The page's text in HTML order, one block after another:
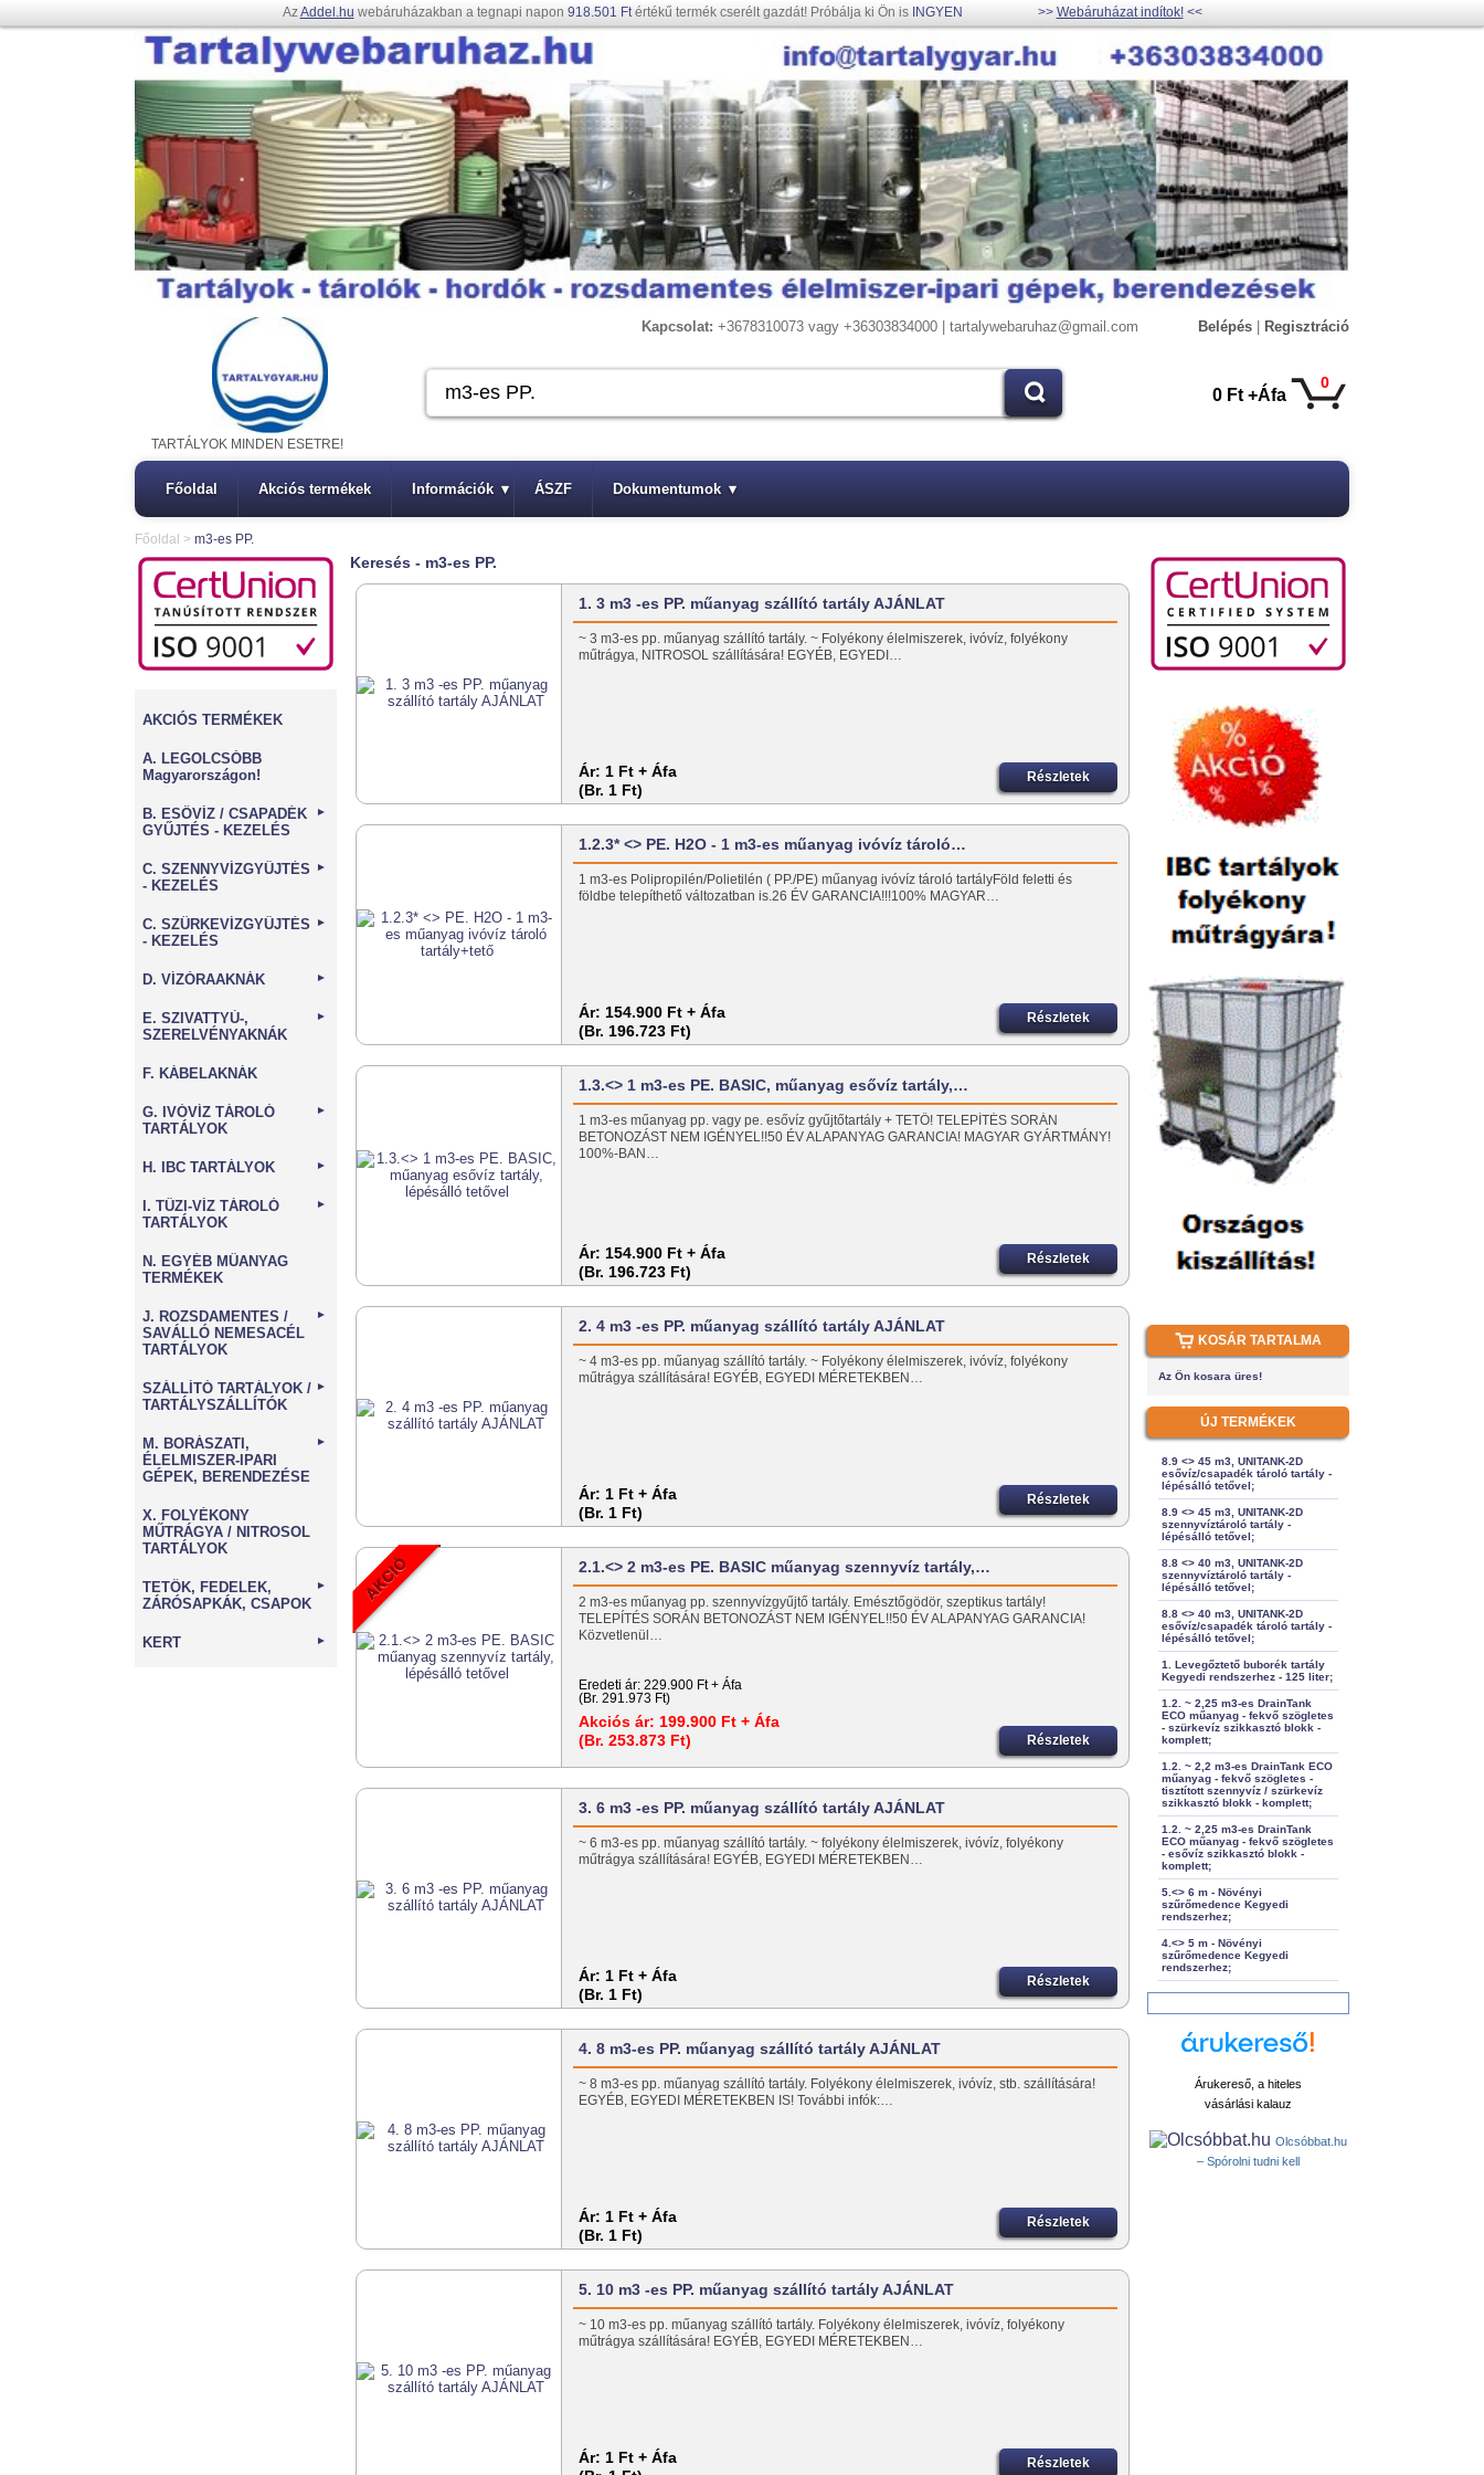
AzAddel.hu webáruházakban a tegnapi napon 918.501 Ftértékű termék cserélt gazdát! Próbálja ki Ön is INGYEN >> Webáruházat indítok!<<
Kapcsolat: +3678310073 vagy +36303834000 | tartalywebaruhaz@gmail.com Belépés Regisztráció
0
0 Ft +Áfa
TARTÁLYOK MINDEN ESETRE!
Főoldal Akciós termékek Információk ▾ ÁSZF Dokumentumok ▾
Főoldal > m3-es PP.
AKCIÓS TERMÉKEK
A. LEGOLCSÓBB
Magyarországon!
B. ESŐVÍZ / CSAPADÉK
GYŰJTÉS - KEZELÉS
►
C. SZENNYVÍZGYŰJTÉS
- KEZELÉS
►
C. SZÜRKEVÍZGYŰJTÉS
- KEZELÉS
►
D. VÍZÓRAAKNÁK ►
E. SZIVATTYÚ-,
SZERELVÉNYAKNÁK
►
F. KÁBELAKNÁK
G. IVÓVÍZ TÁROLÓ
TARTÁLYOK
►
H. IBC TARTÁLYOK ►
I. TŰZI-VÍZ TÁROLÓ
TARTÁLYOK
►
N. EGYÉB MŰANYAG
TERMÉKEK
J. ROZSDAMENTES /
SAVÁLLÓ NEMESACÉL
TARTÁLYOK
►
SZÁLLÍTÓ TARTÁLYOK /
TARTÁLYSZÁLLÍTÓK
►
M. BORÁSZATI,
ÉLELMISZER-IPARI
GÉPEK, BERENDEZÉSE
►
X. FOLYÉKONY
MŰTRÁGYA / NITROSOL
TARTÁLYOK
TETŐK, FEDELEK,
ZÁRÓSAPKÁK, CSAPOK
►
KERT ►
Keresés - m3-es PP.
1. 3 m3 -es PP. műanyag szállító tartály AJÁNLAT
~ 3 m3-es pp. műanyag szállító tartály. ~ Folyékony élelmiszerek, ivóvíz, folyékony
műtrágya, NITROSOL szállítására! EGYÉB, EGYEDI…
Ár: 1 Ft + Áfa
(Br. 1 Ft)
Részletek
1.2.3* <> PE. H2O - 1 m3-es műanyag ivóvíz tároló…
1 m3-es Polipropilén/Polietilén ( PP./PE) műanyag ivóvíz tároló tartályFöld feletti és
földbe telepíthető változatban is.26 ÉV GARANCIA!!!100% MAGYAR…
Ár: 154.900 Ft + Áfa
(Br. 196.723 Ft)
Részletek
1.3.<> 1 m3-es PE. BASIC, műanyag esővíz tartály,…
1 m3-es műanyag pp. vagy pe. esővíz gyűjtőtartály + TETŐ! TELEPÍTÉS SORÁN
BETONOZÁST NEM IGÉNYEL!!50 ÉV ALAPANYAG GARANCIA! MAGYAR GYÁRTMÁNY!
100%-BAN…
Ár: 154.900 Ft + Áfa
(Br. 196.723 Ft)
Részletek
2. 4 m3 -es PP. műanyag szállító tartály AJÁNLAT
~ 4 m3-es pp. műanyag szállító tartály. ~ Folyékony élelmiszerek, ivóvíz, folyékony
műtrágya szállítására! EGYÉB, EGYEDI MÉRETEKBEN…
Ár: 1 Ft + Áfa
(Br. 1 Ft)
Részletek
2.1.<> 2 m3-es PE. BASIC műanyag szennyvíz tartály,…
2 m3-es műanyag pp. szennyvízgyűjtő tartály. Emésztőgödör, szeptikus tartály!
TELEPÍTÉS SORÁN BETONOZÁST NEM IGÉNYEL!!50 ÉV ALAPANYAG GARANCIA!
Közvetlenül…
Eredeti ár: 229.900 Ft + Áfa
(Br. 291.973 Ft)
Akciós ár: 199.900 Ft + Áfa
(Br. 253.873 Ft)
Részletek
3. 6 m3 -es PP. műanyag szállító tartály AJÁNLAT
~ 6 m3-es pp. műanyag szállító tartály. ~ folyékony élelmiszerek, ivóvíz, folyékony
műtrágya szállítására! EGYÉB, EGYEDI MÉRETEKBEN…
Ár: 1 Ft + Áfa
(Br. 1 Ft)
Részletek
4. 8 m3-es PP. műanyag szállító tartály AJÁNLAT
~ 8 m3-es pp. műanyag szállító tartály. Folyékony élelmiszerek, ivóvíz, stb. szállítására!
EGYÉB, EGYEDI MÉRETEKBEN IS! További infók:…
Ár: 1 Ft + Áfa
(Br. 1 Ft)
Részletek
5. 10 m3 -es PP. műanyag szállító tartály AJÁNLAT
~ 10 m3-es pp. műanyag szállító tartály. Folyékony élelmiszerek, ivóvíz, folyékony
műtrágya szállítására! EGYÉB, EGYEDI MÉRETEKBEN…
Ár: 1 Ft + Áfa
Részletek
KOSÁR TARTALMA
Az Ön kosara üres!
ÚJ TERMÉKEK
8.9 <> 45 m3, UNITANK-2D
esővíz/csapadék tároló tartály -
lépésálló tetővel;
8.9 <> 45 m3, UNITANK-2D
szennyvíztároló tartály -
lépésálló tetővel;
8.8 <> 40 m3, UNITANK-2D
szennyvíztároló tartály -
lépésálló tetővel;
8.8 <> 40 m3, UNITANK-2D
esővíz/csapadék tároló tartály -
lépésálló tetővel;
1. Levegőztető buborék tartály
Kegyedi rendszerhez - 125 liter;
1.2. ~ 2,25 m3-es DrainTank
ECO műanyag - fekvő szögletes
- szürkevíz szikkasztó blokk -
komplett;
1.2. ~ 2,2 m3-es DrainTank ECO
műanyag - fekvő szögletes -
tisztított szennyvíz / szürkevíz
szikkasztó blokk - komplett;
1.2. ~ 2,25 m3-es DrainTank
ECO műanyag - fekvő szögletes
- esővíz szikkasztó blokk -
komplett;
5.<> 6 m - Növényi
szűrőmedence Kegyedi
rendszerhez;
4.<> 5 m - Növényi
szűrőmedence Kegyedi
rendszerhez;
Árukereső, a hiteles
vásárlási kalauz
Olcsóbbat.hu
– Spórolni tudni kell